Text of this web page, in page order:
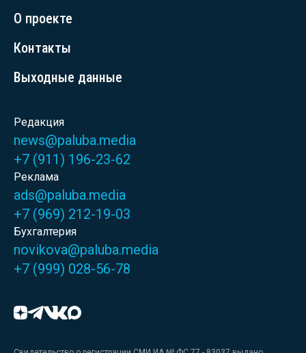
О проекте
Контакты
Выходные данные
Редакция
news@paluba.media
+7 (911) 196-23-62
Реклама
ads@paluba.media
+7 (969) 212-19-03
Бухгалтерия
novikova@paluba.media
+7 (999) 028-56-78